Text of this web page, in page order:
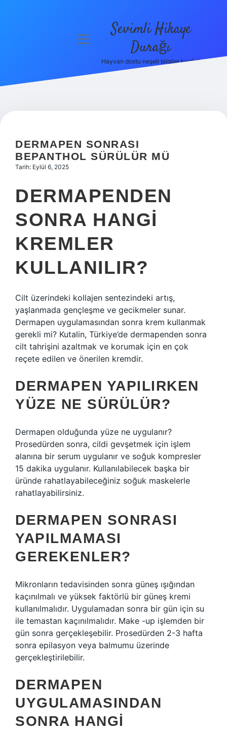
Hakkımızda
menüyü
Sevimli Hikaye
Durağı
Hayvan dostu neşeli bilgiler keşfet!
DERMAPEN SONRASI
BEPANTHOL SÜRÜLÜR MÜ
Tarih: Eylül 6, 2025
DERMAPENDEN
SONRA HANGI
KREMLER
KULLANILIR?
Cilt üzerindeki kollajen sentezindeki artış,
yaşlanmada gençleşme ve gecikmeler sunar.
Dermapen uygulamasından sonra krem ​​kullanmak
gerekli mi? Kutalin, Türkiye’de dermapenden sonra
cilt tahrişini azaltmak ve korumak için en çok
reçete edilen ve önerilen kremdir.
DERMAPEN YAPILIRKEN
YÜZE NE SÜRÜLÜR?
Dermapen olduğunda yüze ne uygulanır?
Prosedürden sonra, cildi gevşetmek için işlem
alanına bir serum uygulanır ve soğuk kompresler
15 dakika uygulanır. Kullanılabilecek başka bir
üründe rahatlayabileceğiniz soğuk maskelerle
rahatlayabilirsiniz.
DERMAPEN SONRASI
YAPILMAMASI
GEREKENLER?
Mikronların tedavisinden sonra güneş ışığından
kaçınılmalı ve yüksek faktörlü bir güneş kremi
kullanılmalıdır. Uygulamadan sonra bir gün için su
ile temastan kaçınılmalıdır. Make -up işlemden bir
gün sonra gerçekleşebilir. Prosedürden 2-3 hafta
sonra epilasyon veya balmumu üzerinde
gerçekleştirilebilir.
DERMAPEN
UYGULAMASINDAN
SONRA HANGI